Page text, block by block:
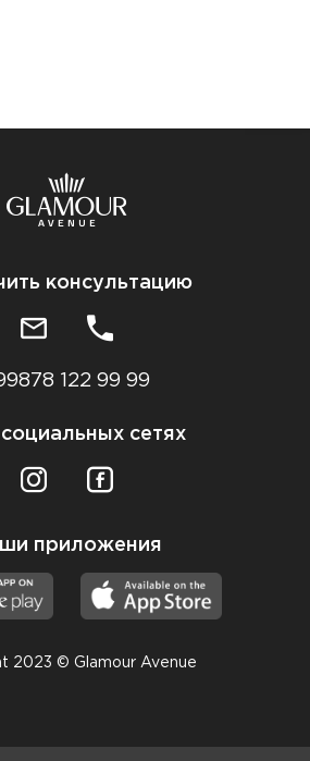
консультацию
122 99 99
сетях
приложения
2023 © Glamour Avenue